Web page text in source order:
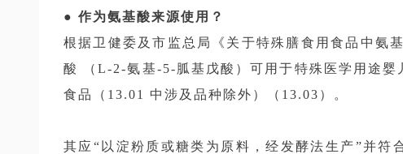
● 作为氨基酸来源使用？
根据卫健委及市监总局《关于特殊膳食用食品中氨
酸 （L-2-氨基-5-胍基戊酸）可用于特殊医学用途
食品（13.01 中涉及品种除外）（13.03）。
其应“以淀粉质或糖类为原料，经发酵法生产”并符